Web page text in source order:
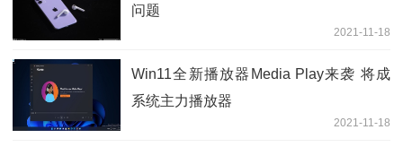
问题
2021-11-18
Win11全新播放器Media Play来袭 将成
系统主力播放器
2021-11-18